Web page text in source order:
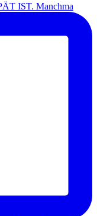
IST. Manchma